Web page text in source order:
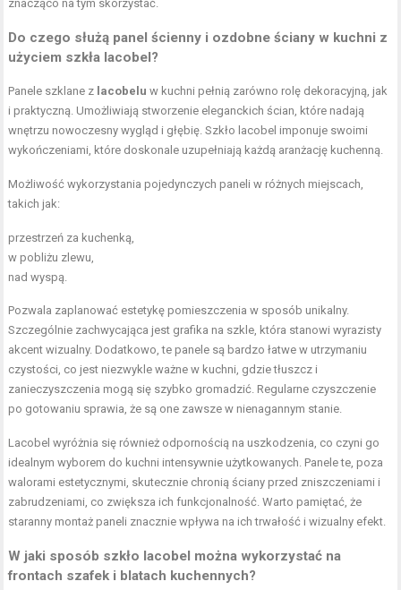
znacząco na tym skorzystać.
Do czego służą panel ścienny i ozdobne ściany w kuchni z
użyciem szkła lacobel?
Panele szklane z lacobelu w kuchni pełnią zarówno rolę dekoracyjną, jak
i praktyczną. Umożliwiają stworzenie eleganckich ścian, które nadają
wnętrzu nowoczesny wygląd i głębię. Szkło lacobel imponuje swoimi
wykończeniami, które doskonale uzupełniają każdą aranżację kuchenną.
Możliwość wykorzystania pojedynczych paneli w różnych miejscach,
takich jak:
przestrzeń za kuchenką,
w pobliżu zlewu,
nad wyspą.
Pozwala zaplanować estetykę pomieszczenia w sposób unikalny.
Szczególnie zachwycająca jest grafika na szkle, która stanowi wyrazisty
akcent wizualny. Dodatkowo, te panele są bardzo łatwe w utrzymaniu
czystości, co jest niezwykle ważne w kuchni, gdzie tłuszcz i
zanieczyszczenia mogą się szybko gromadzić. Regularne czyszczenie
po gotowaniu sprawia, że są one zawsze w nienagannym stanie.
Lacobel wyróżnia się również odpornością na uszkodzenia, co czyni go
idealnym wyborem do kuchni intensywnie użytkowanych. Panele te, poza
walorami estetycznymi, skutecznie chronią ściany przed zniszczeniami i
zabrudzeniami, co zwiększa ich funkcjonalność. Warto pamiętać, że
staranny montaż paneli znacznie wpływa na ich trwałość i wizualny efekt.
W jaki sposób szkło lacobel można wykorzystać na
frontach szafek i blatach kuchennych?